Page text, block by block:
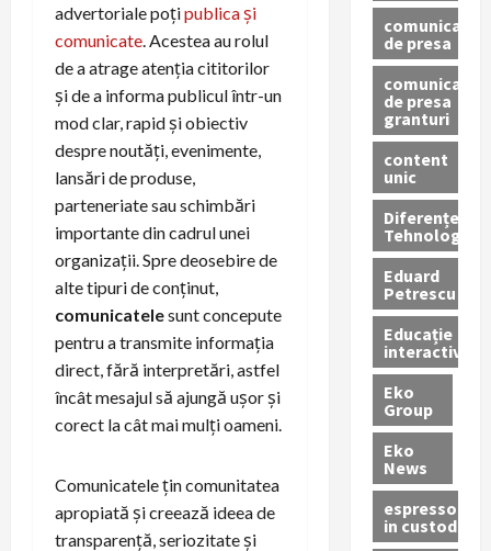
advertoriale poțipublica și
comunicate. Acestea au rolul
de a atrage atenția cititorilor
și de a informa publicul într-un
mod clar, rapid și obiectiv
despre noutăți, evenimente,
lansări de produse,
parteneriate sau schimbări
importante din cadrul unei
organizații. Spre deosebire de
alte tipuri de conținut,
comunicatelesunt concepute
pentru a transmite informația
direct, fără interpretări, astfel
încât mesajul să ajungă ușor și
corect la cât mai mulți oameni.
Comunicatele țin comunitatea
apropiată și creează ideea de
transparență, seriozitate și
comunicate
de presa
comunicate
de presa
granturi
content
unic
Diferențe
Tehnologice
Eduard
Petrescu
Educație
interactivă
Eko
Group
Eko
News
espressoare
in custodie